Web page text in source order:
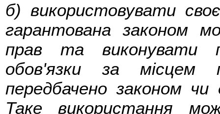
б) використовувати
гарантована законом
прав та виконувати
обов'язки за місцем
передбачено законом
Таке використання